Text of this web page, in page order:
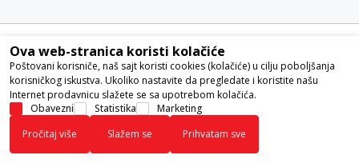
Nastojimo da budemo što precizniji u opisu proizvoda, prikazu slika i
samih cena, ali ne možemo garantovati da su sve informacije kompletne i
bez grešaka. Svi artikli prikazani na sajtu su deo naše ponude i ne
podrazumeva da su dostupni u svakom trenutku.
Ova web-stranica koristi kolačiće
Poštovani korisniče, naš sajt koristi cookies (kolačiće) u cilju poboljšanja
korisničkog iskustva. Ukoliko nastavite da pregledate i koristite našu
Internet prodavnicu slažete se sa upotrebom kolačića.
Obavezni
Statistika
Marketing
Pročitaj više
Slažem se Prihvatam sve